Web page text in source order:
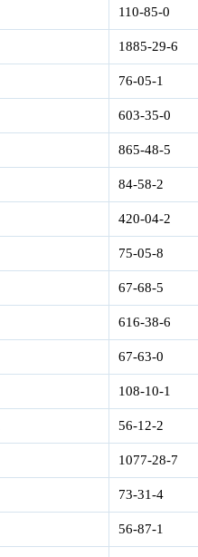
110-85-0
1885-29-6
76-05-1
603-35-0
865-48-5
84-58-2
420-04-2
75-05-8
67-68-5
616-38-6
67-63-0
108-10-1
56-12-2
1077-28-7
73-31-4
56-87-1